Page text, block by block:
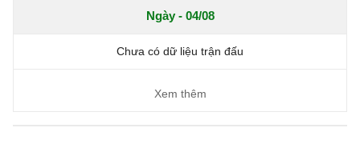
Ngày - 04/08
Chưa có dữ liệu trận đấu
Xem thêm